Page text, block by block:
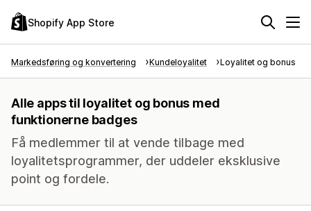
Shopify App Store
Markedsføring og konvertering Kundeloyalitet Loyalitet og bonus
Alle apps til loyalitet og bonus med
funktionerne badges
Få medlemmer til at vende tilbage med
loyalitetsprogrammer, der uddeler eksklusive
point og fordele.